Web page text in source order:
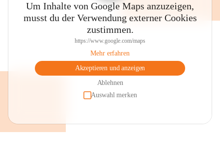
Um Inhalte von Google Maps anzuzeigen,
musst du der Verwendung externer Cookies
zustimmen.
https://www.google.com/maps
Mehr erfahren
Akzeptieren und anzeigen
Ablehnen
Auswahl merken